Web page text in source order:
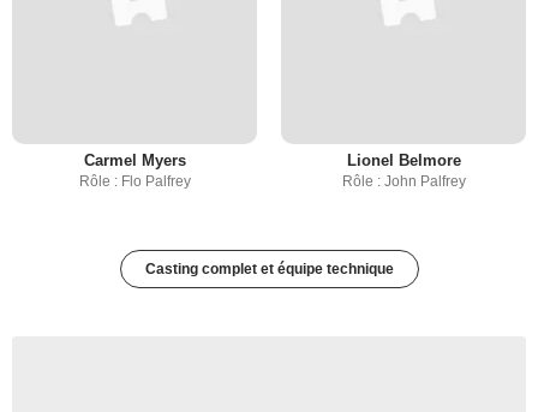
Carmel Myers
Rôle : Flo Palfrey
Lionel Belmore
Rôle : John Palfrey
Casting complet et équipe technique